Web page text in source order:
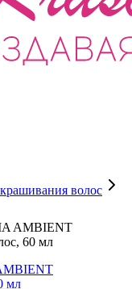
волос
AMBIENT
60 мл